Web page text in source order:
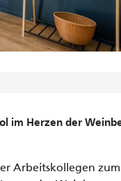
im Herzen der
Arbeitskollegen